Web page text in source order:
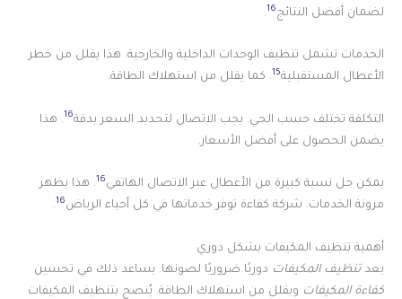
لضمان أفضل النتائج16
.
الخدمات تشمل تنظيف الوحدات الداخلية والخارجية. هذا يقلل من خطر
الأعطال المستقبلية15. كما يقلل من استهلاك الطاقة.
التكلفة تختلف حسب الحي. يجب الاتصال لتحديد السعر بدقة16 . هذا
يضمن الحصول على أفضل الأسعار.
يمكن حل نسبة كبيرة من الأعطال عبر الاتصال الهاتفي16. هذا يظهر
مرونة الخدمات. شركة كفاءة توفر خدماتها في كل أحياء الرياض16
.
أهمية تنظيف المكيفات بشكل دوري
يعدتنظيف المكيفات دوريًا ضروريًا لصونها. يساعد ذلك في تحسين
كفاءة المكيفات ويقلل من استهلاك الطاقة. يُنصح بتنظيف المكيفات